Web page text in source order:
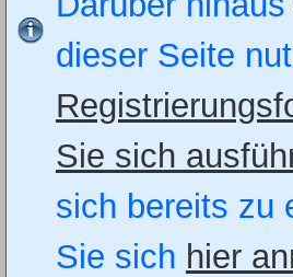
dieser Seite
Sie sich
sich bereits zu
Sie sich hier